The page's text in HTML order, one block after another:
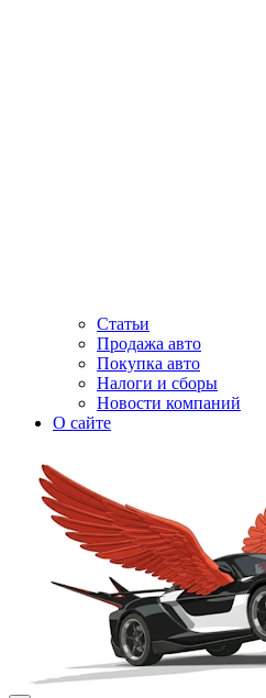
Статьи
Продажа авто
Покупка авто
Налоги и сборы
Новости компаний
О сайте